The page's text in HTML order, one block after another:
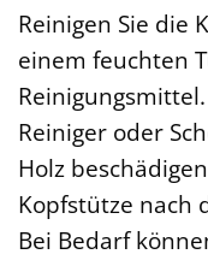
Reinigen Sie die
einem feuchten
Reiniger oder
Holz
Kopfstütze nach
Bei Bedarf